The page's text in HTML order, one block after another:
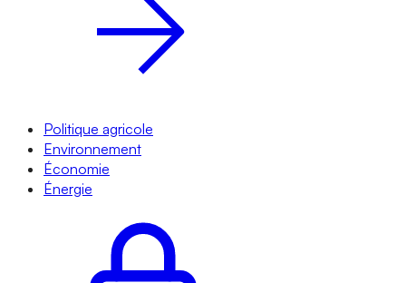
Politique agricole
Environnement
Économie
Énergie